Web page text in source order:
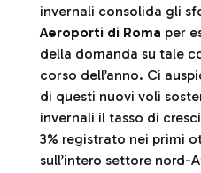
invernali consolida gli
Aeroporti di Roma per
della domanda su tale
corso dell’anno. Ci
di questi nuovi voli
invernali il tasso di
3% registrato nei primi
sull’intero settore